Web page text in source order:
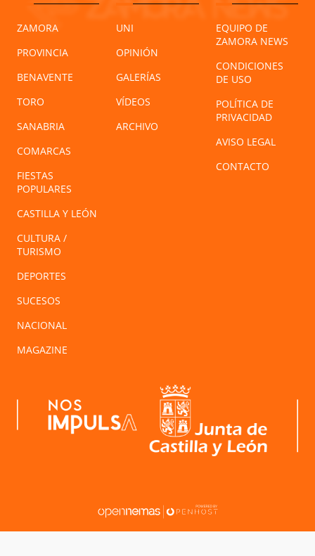
ZAMORA
PROVINCIA
BENAVENTE
TORO
SANABRIA
COMARCAS
FIESTAS
POPULARES
CASTILLA Y LEÓN
CULTURA /
TURISMO
DEPORTES
SUCESOS
NACIONAL
MAGAZINE
UNI
OPINIÓN
GALERÍAS
VÍDEOS
ARCHIVO
EQUIPO DE
ZAMORA NEWS
CONDICIONES
DE USO
POLÍTICA DE
PRIVACIDAD
AVISO LEGAL
CONTACTO